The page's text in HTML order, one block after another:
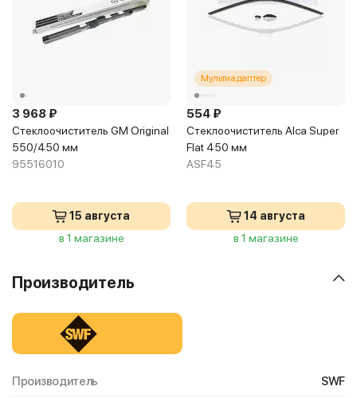
3 968 ₽
Стеклоочиститель GM Original
550/450 мм
95516010
15 августа
в 1 магазине
Мультиадаптер
554 ₽
Стеклоочиститель Alca Super
Flat 450 мм
ASF45
14 августа
в 1 магазине
Производитель
Производитель SWF